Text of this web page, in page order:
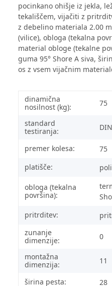
pocinkano ohišje iz jekla,
tekališčem, vijačiti z
z debelino materiala 2.00
(vilice), obloga (tekalna
material obloge (tekalne
guma 95° Shore A siva,
os z vsem vijačnim
dinamična
nosilnost (kg):
75
standard
testiranja:
premer kolesa:
75
platišče:
obloga (tekalna
površina):
pritrditev:
zunanje
dimenzije:
0
montažna
dimenzija:
11
širina pesta:
28